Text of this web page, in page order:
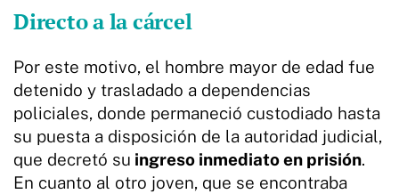
Directo a la cárcel
Por este motivo, el hombre mayor de edad fue
detenido y trasladado a dependencias
policiales, donde permaneció custodiado hasta
su puesta a disposición de la autoridad judicial,
que decretó su ingreso inmediato en prisión.
En cuanto al otro joven, que se encontraba